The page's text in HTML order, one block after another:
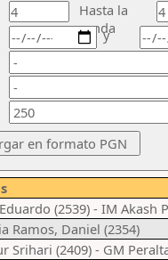
Hasta la
ronda
y
(2539) - IM Akash
Ramos, Daniel (2354)
Srihari (2409) - GM